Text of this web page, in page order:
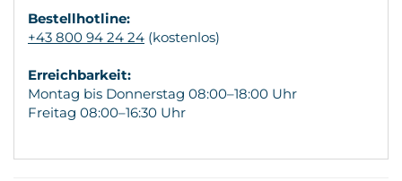
Bestellhotline:
+43 800 94 24 24 (kostenlos)
Erreichbarkeit:
Montag bis Donnerstag 08:00–18:00 Uhr
Freitag 08:00–16:30 Uhr